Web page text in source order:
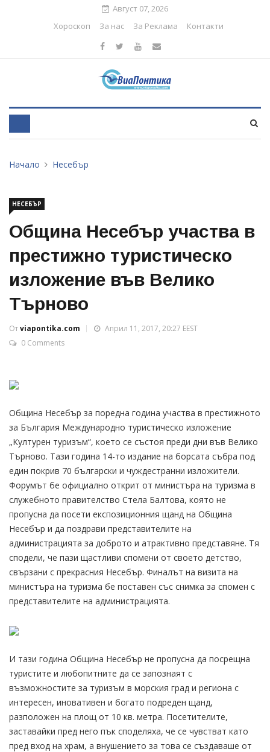
Август 07, 2026
Хороскоп
За нас За Реклама Контакти
Начало Несебър
НЕСЕБЪР
Община Несебър участва в
престижно туристическо
изложение във Велико
Търново
Отviapontika.com
Април 11, 2017, 20:27 EEST
0 Comments
Община Несебър за поредна година участва в престижното
за България Международно туристическо изложение
„Културен туризъм“, което се състоя преди дни във Велико
Търново. Тази година 14-то издание на борсата събра под
един покрив 70 български и чуждестранни изложители.
Форумът бе официално открит от министъра на туризма в
служебното правителство Стела Балтова, която не
пропусна да посети експозиционния щанд на Община
Несебър и да поздрави представителите на
администрацията за доброто и атрактивно представяне. Тя
сподели, че пази щастливи спомени от своето детство,
свързани с прекрасния Несебър. Финалът на визита на
министъра на туризма бе поставен със снимка за спомен с
представителите на администрацията.
И тази година Община Несебър не пропусна да посрещна
туристите и любопитните да се запознаят с
възможностите за туризъм в морския град и региона с
интересен, иновативен и богато подреден щанд,
разположен на площ от 10 кв. метра. Посетителите,
заставайки пред него пък споделяха, че се чувстват като
пред вход на храм, а внушението за това се създаваше от